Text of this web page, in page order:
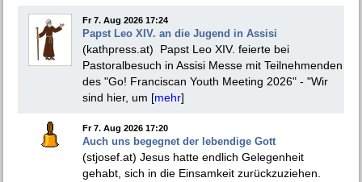
Fr 7. Aug 2026 17:24
Papst Leo XIV. an die Jugend in Assisi
(kathpress.at) Papst Leo XIV. feierte bei
Pastoralbesuch in Assisi Messe mit Teilnehmenden
des "Go! Franciscan Youth Meeting 2026" - "Wir
sind hier, um [mehr]
Fr 7. Aug 2026 17:20
Auch uns begegnet der lebendige Gott
(stjosef.at) Jesus hatte endlich Gelegenheit
gehabt, sich in die Einsamkeit zurückzuziehen.